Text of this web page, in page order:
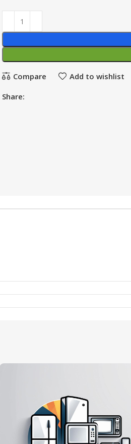
Compare Add to wishlist
Share: